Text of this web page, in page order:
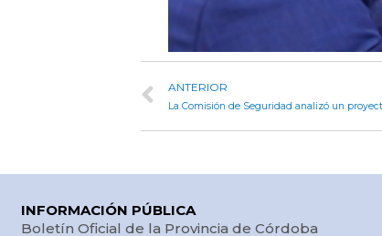
ANTERIOR
INFORMACIÓN PÚBLICA
Boletín Oficial de la Provincia de Córdoba